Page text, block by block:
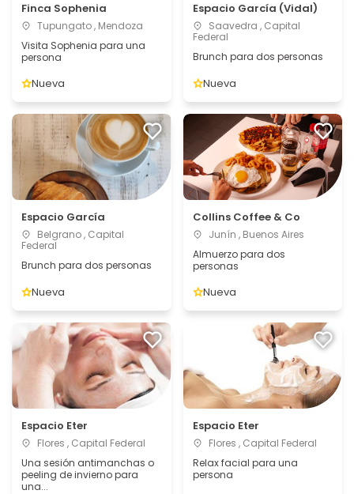
Finca Sophenia
Tupungato , Mendoza
Visita Sophenia para una
persona
Nueva
Espacio García (Vidal)
Saavedra , Capital
Federal
Brunch para dos personas
Nueva
Espacio García
Belgrano , Capital
Federal
Brunch para dos personas
Nueva
Collins Coffee & Co
Junín , Buenos Aires
Almuerzo para dos
personas
Nueva
Espacio Eter
Flores , Capital Federal
Una sesión antimanchas o
peeling de invierno para
una...
Espacio Eter
Flores , Capital Federal
Relax facial para una
persona